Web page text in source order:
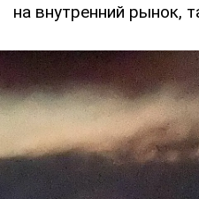
на внутренний рынок,